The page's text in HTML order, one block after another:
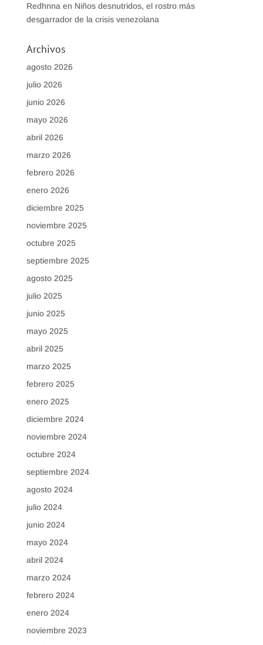
Redhnna en Niños desnutridos, el rostro más
desgarrador de la crisis venezolana
Archivos
agosto 2026
julio 2026
junio 2026
mayo 2026
abril 2026
marzo 2026
febrero 2026
enero 2026
diciembre 2025
noviembre 2025
octubre 2025
septiembre 2025
agosto 2025
julio 2025
junio 2025
mayo 2025
abril 2025
marzo 2025
febrero 2025
enero 2025
diciembre 2024
noviembre 2024
octubre 2024
septiembre 2024
agosto 2024
julio 2024
junio 2024
mayo 2024
abril 2024
marzo 2024
febrero 2024
enero 2024
noviembre 2023